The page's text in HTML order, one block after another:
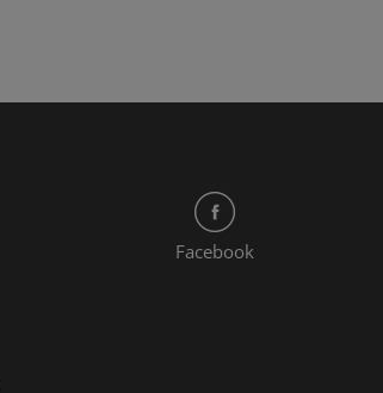
Facebook